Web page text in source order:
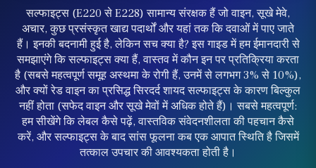
सल्फाइट्स (E220 से E228) सामान्य संरक्षक हैं जो वाइन, सूखे मेवे,
अचार, कुछ प्रसंस्कृत खाद्य पदार्थों और यहां तक कि दवाओं में पाए जाते
हैं। इनकी बदनामी हुई है, लेकिन सच क्या है? इस गाइड में हम ईमानदारी से
समझाएंगे कि सल्फाइट्स क्या हैं, वास्तव में कौन इन पर प्रतिक्रिया करता
है (सबसे महत्वपूर्ण समूह अस्थमा के रोगी हैं, उनमें से लगभग 3% से 10%),
और क्यों रेड वाइन का प्रसिद्ध सिरदर्द शायद सल्फाइट्स के कारण बिल्कुल
नहीं होता (सफेद वाइन और सूखे मेवों में अधिक होते हैं)। सबसे महत्वपूर्ण:
हम सीखेंगे कि लेबल कैसे पढ़ें, वास्तविक संवेदनशीलता की पहचान कैसे
करें, और सल्फाइट्स के बाद सांस फूलना कब एक आपात स्थिति है जिसमें
तत्काल उपचार की आवश्यकता होती है।